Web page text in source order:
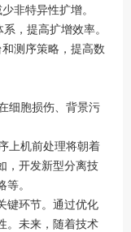
非特异性扩增。
，提高扩增效率。
测序策略，提高数
细胞损伤、背景污
上机前处理将朝着
，开发新型分离技
。
键环节。通过优化
。未来，随着技术